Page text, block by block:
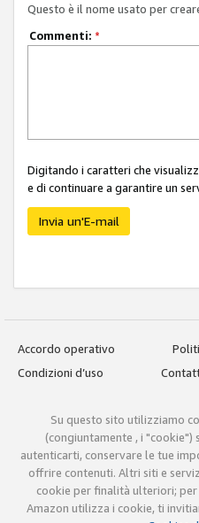
Questo è il nome usato per
Commenti: *
Digitando i caratteri che
e di continuare a garantire un
Invia un'E-mail
Accordo operativo
Condizioni d’uso
Su questo sito utilizziamo
(congiuntamente , i
autenticarti, conservare le tue
offrire contenuti. Altri siti e
cookie per finalità ulteriori;
Amazon utilizza i cookie, ti